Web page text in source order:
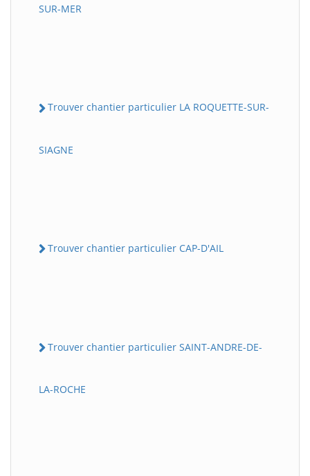
SUR-MER
Trouver chantier particulier LA ROQUETTE-SUR-
SIAGNE
Trouver chantier particulier CAP-D'AIL
Trouver chantier particulier SAINT-ANDRE-DE-
LA-ROCHE